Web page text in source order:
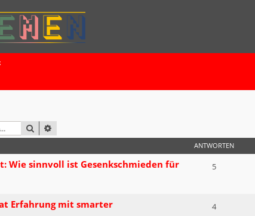
SUCHE
ANTWORTEN
Wie sinnvoll ist Gesenkschmieden für
5
Erfahrung mit smarter
4